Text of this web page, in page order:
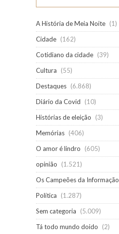
A História de Meia Noite (1)
Cidade (162)
Cotidiano da cidade (39)
Cultura
(55)
Destaques (6.868)
Diário da Covid
(10)
Histórias de eleição
(3)
Memórias (406)
O amor é lindro
(605)
opinião
(1.521)
Os Campeões da Informação
Política
(1.287)
Sem categoria
(5.009)
Tá todo mundo doido
(2)